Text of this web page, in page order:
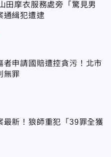
田摩衣服務處旁「驚見男
通緝犯遭逮
者申請國賠遭控貪污！北市
無罪
最新！狼師重犯「39罪全獲